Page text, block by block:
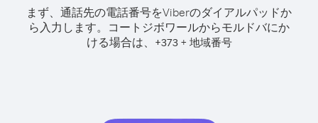
まず、通話先の電話番号をViberのダイアルパッドか
ら入力します。 コートジボワールからモルドバにか
ける場合は、
+373+ 地域番号